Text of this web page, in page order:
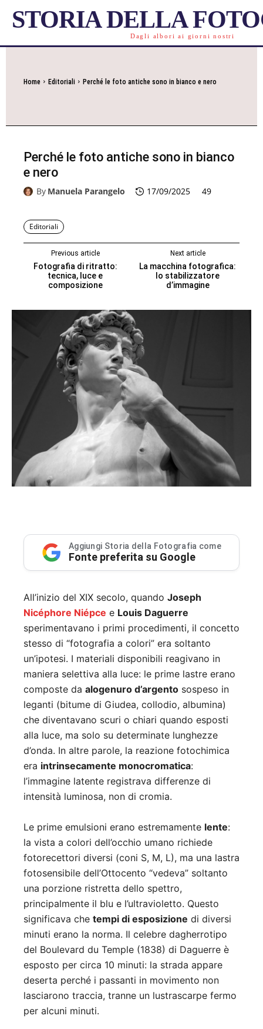
STORIA DELLA
Dagli albori ai giorni nostri
Home Editoriali Perché le foto antiche sono in bianco e nero
Perché le foto antiche sono in bianco
e nero
By Manuela Parangelo 17/09/2025 49
Editoriali
Previous article
Fotografia di ritratto:
tecnica, luce e
composizione
Next article
La macchina fotografica:
lo stabilizzatore
d’immagine
Aggiungi Storia della Fotografia come
Fonte preferita su Google
All’inizio del XIX secolo, quando Joseph
Nicéphore Niépce e Louis Daguerre
sperimentavano i primi procedimenti, il concetto
stesso di “fotografia a colori” era soltanto
un’ipotesi. I materiali disponibili reagivano in
maniera selettiva alla luce: le prime lastre erano
composte da alogenuro d’argento sospeso in
leganti (bitume di Giudea, collodio, albumina)
che diventavano scuri o chiari quando esposti
alla luce, ma solo su determinate lunghezze
d’onda. In altre parole, la reazione fotochimica
era intrinsecamente monocromatica:
l’immagine latente registrava differenze di
intensità luminosa, non di cromia.
Le prime emulsioni erano estremamente lente:
la vista a colori dell’occhio umano richiede
fotorecettori diversi (coni S, M, L), ma una lastra
fotosensibile dell’Ottocento “vedeva” soltanto
una porzione ristretta dello spettro,
principalmente il blu e l’ultravioletto. Questo
significava che tempi di esposizione di diversi
minuti erano la norma. Il celebre dagherrotipo
del Boulevard du Temple (1838) di Daguerre è
esposto per circa 10 minuti: la strada appare
deserta perché i passanti in movimento non
lasciarono traccia, tranne un lustrascarpe fermo
per alcuni minuti.